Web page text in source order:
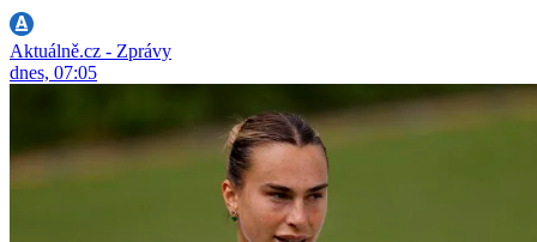
Aktuálně.cz - Zprávy
dnes, 07:05